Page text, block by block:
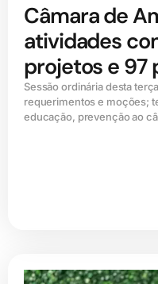
Câmara de
atividades
projetos e 97
Sessão ordinária desta
requerimentos e moções;
educação, prevenção ao